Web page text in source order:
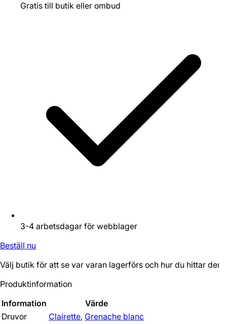
Gratis till butik eller ombud
3-4 arbetsdagar för webblager
Beställ nu
Välj butik för att se var varan lagerförs och hur du hittar den.
Produktinformation
Information
Värde
Druvor
Clairette, Grenache blanc